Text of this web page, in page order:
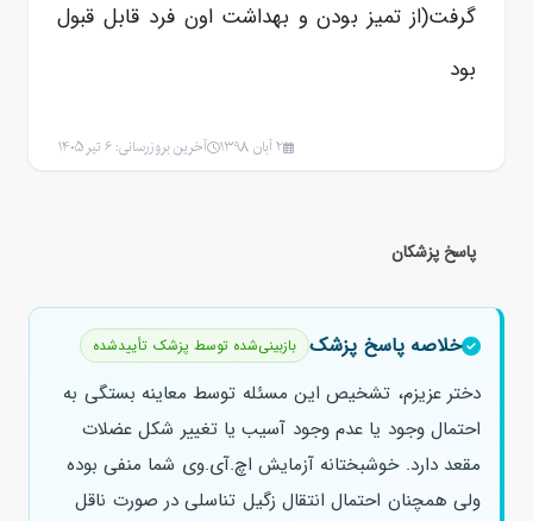
گرفت(از تمیز بودن و بهداشت اون فرد قابل قبول
بود
2 آبان 1398 آخرین بروزرسانی: 6 تیر 1405
پاسخ پزشکان
خلاصه پاسخ پزشک بازبینی‌شده توسط پزشک تأییدشده
دختر عزیزم، تشخیص این مسئله توسط معاینه بستگی به
احتمال وجود یا عدم وجود آسیب یا تغییر شکل عضلات
مقعد دارد. خوشبختانه آزمایش اچ.آی.وی شما منفی بوده
ولی همچنان احتمال انتقال زگیل تناسلی در صورت ناقل